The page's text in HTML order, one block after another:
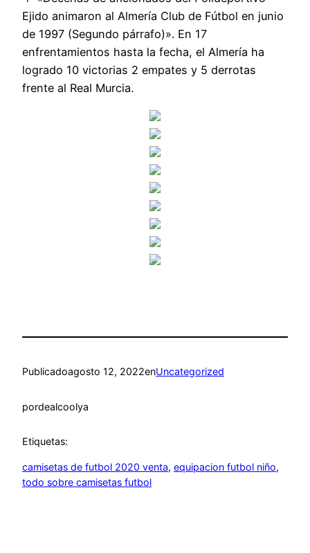
Ejido animaron al Almería Club de Fútbol en junio
de 1997 (Segundo párrafo)». En 17
enfrentamientos hasta la fecha, el Almería ha
logrado 10 victorias 2 empates y 5 derrotas
frente al Real Murcia.
Publicadoagosto 12, 2022enUncategorized
pordealcoolya
Etiquetas:
camisetas de futbol 2020 venta, equipacion futbol niño
todo sobre camisetas futbol